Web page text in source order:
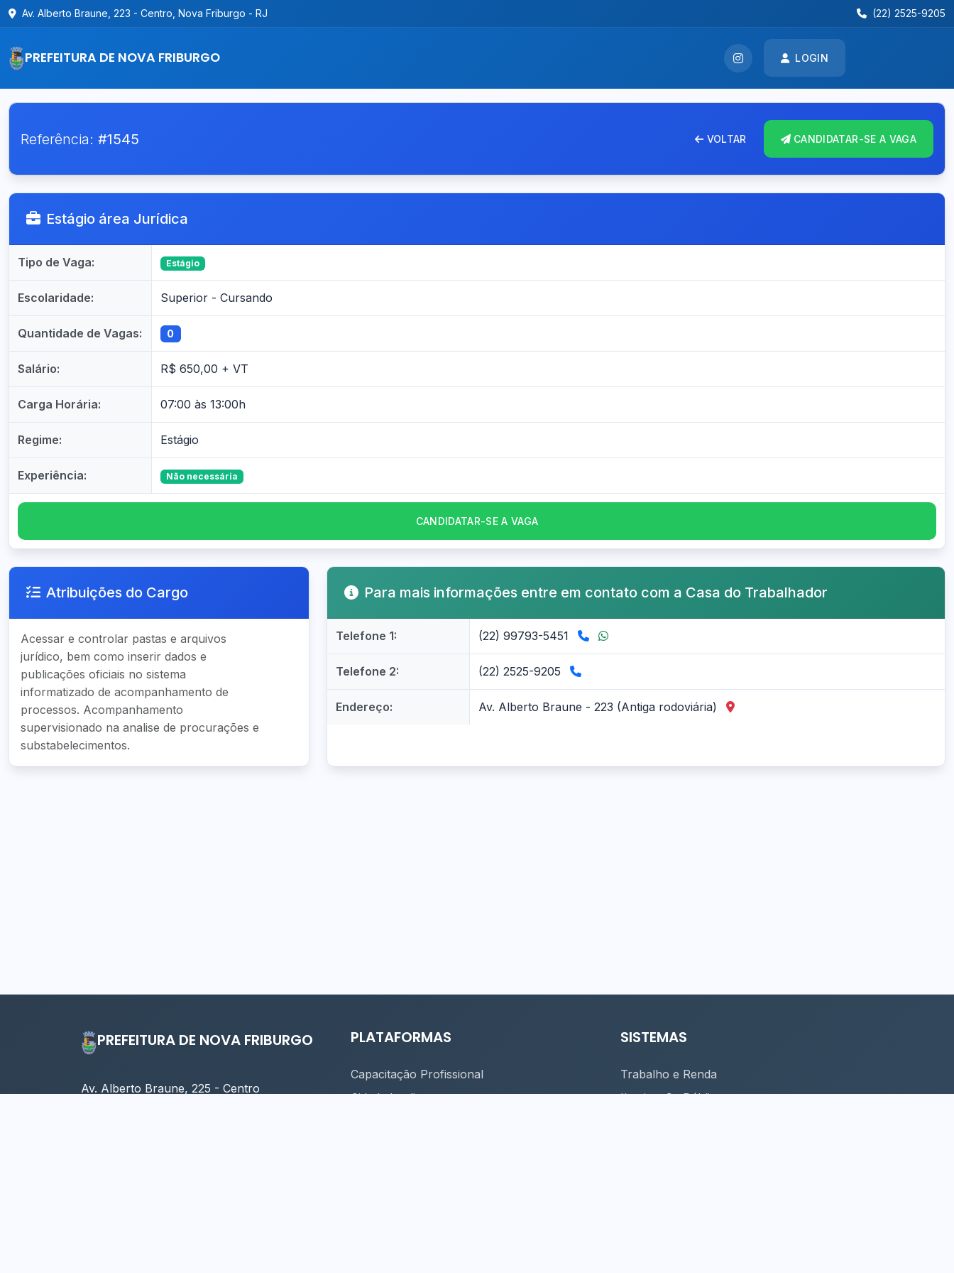
Av. Alberto Braune, 223 - Centro, Nova Friburgo - RJ (22) 2525-9205
PREFEITURA DE NOVA FRIBURGO LOGIN
Referência: #1545 VOLTAR CANDIDATAR-SE A VAGA
Estágio área Jurídica
Tipo de Vaga: Estágio
Escolaridade: Superior - Cursando
Quantidade de Vagas: 0
Salário: R$ 650,00 + VT
Carga Horária: 07:00 às 13:00h
Regime: Estágio
Experiência: Não necessária
CANDIDATAR-SE A VAGA
Atribuições do Cargo
Acessar e controlar pastas e arquivos
jurídico, bem como inserir dados e
publicações oficiais no sistema
informatizado de acompanhamento de
processos. Acompanhamento
supervisionado na analise de procurações e
substabelecimentos.
Para mais informações entre em contato com a Casa do Trabalhador
Telefone 1: (22) 99793-5451
Telefone 2: (22) 2525-9205
Endereço: Av. Alberto Braune - 223 (Antiga rodoviária)
PREFEITURA DE NOVA FRIBURGO
Av. Alberto Braune, 225 - Centro
PLATAFORMAS
Capacitação Profissional
Cidade Inteligente
SISTEMAS
Trabalho e Renda
Iluminação Pública